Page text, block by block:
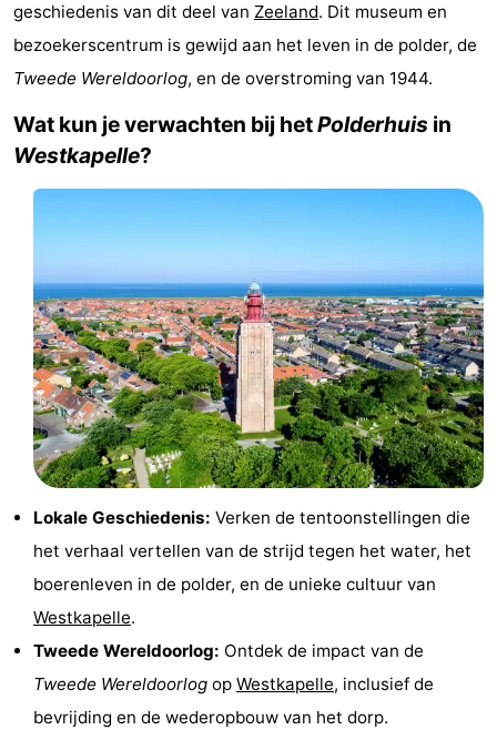
Vakantiehuizen
Duinhof
Klein
-
Duinzicht
Meerpaal
Noordzee
Resort
Vlissingen
Noordzee
Résidence
Dishoek
Strandcamping
Valkenisse
Strandpark
Zeeland
Vebenabos
Westduin
Last
minutes
Strand
Zien
geschiedenis van dit deel van Zeeland. Dit museum en
bezoekerscentrum is gewijd aan het leven in de polder, de
Tweede Wereldoorlog, en de overstroming van 1944.
Wat kun je verwachten bij hetPolderhuis in
Westkapelle?
Lokale Geschiedenis: Verken de tentoonstellingen die
het verhaal vertellen van de strijd tegen het water, het
boerenleven in de polder, en de unieke cultuur van
Westkapelle.
Tweede Wereldoorlog: Ontdek de impact van de
Tweede Wereldoorlog op Westkapelle, inclusief de
bevrijding en de wederopbouw van het dorp.